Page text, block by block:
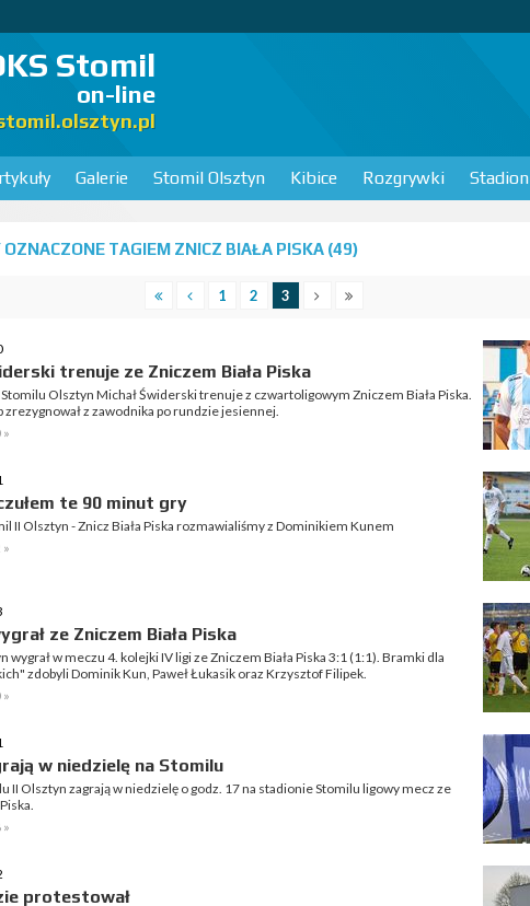
Stomil
on-line
Galerie Stomil Olsztyn Kibice Rozgrywki Stadion
TAGIEM ZNICZ BIAŁA PISKA (49)
1 2 3
trenuje ze Zniczem Biała Piska
Olsztyn Michał Świderski trenuje z czwartoligowym Zniczem Biała Piska.
zrezygnował z zawodnika po rundzie jesiennej.
te 90 minut gry
II Olsztyn - Znicz Biała Piska rozmawialiśmy z Dominikiem Kunem
ze Zniczem Biała Piska
wygrał w meczu 4. kolejki IV ligi ze Zniczem Biała Piska 3:1 (1:1). Bramki dla
zdobyli Dominik Kun, Paweł Łukasik oraz Krzysztof Filipek.
w niedzielę na Stomilu
II Olsztyn zagrają w niedzielę o godz. 17 na stadionie Stomilu ligowy mecz ze
protestował